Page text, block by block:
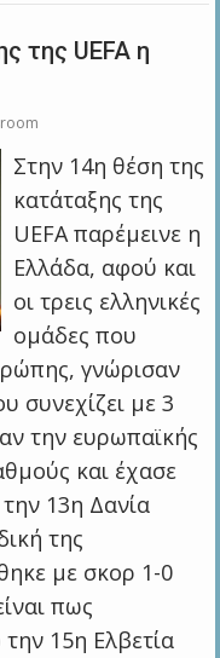
της UEFA η
Στην 14η θέση της
κατάταξης της
UEFA παρέμεινε η
Ελλάδα, αφού και
οι τρεις ελληνικές
ομάδες που
γνώρισαν
συνεχίζει με 3
την ευρωπαϊκής
και έχασε
13η Δανία
της
με σκορ 1-0
πως
15η Ελβετία